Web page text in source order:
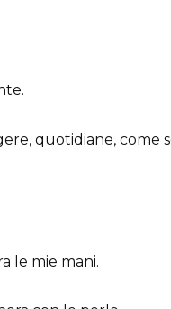
quotidiane, come
le mie mani.